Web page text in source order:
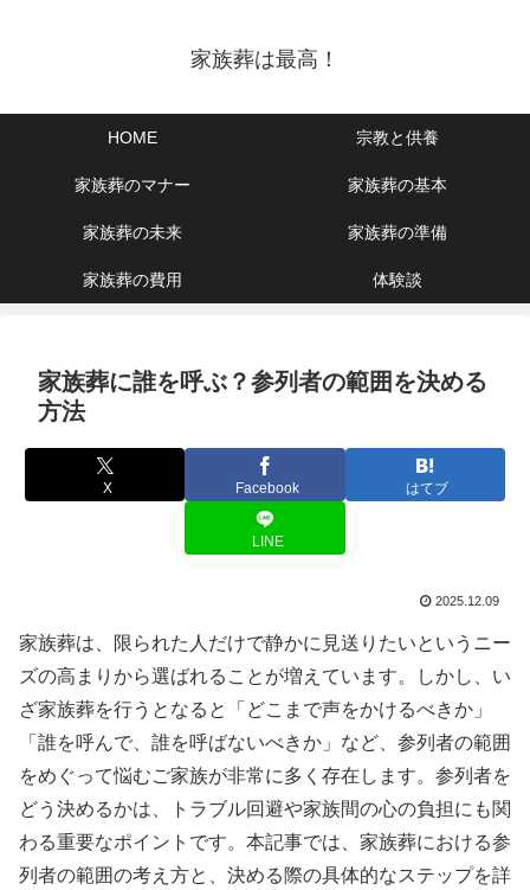
家族葬は最高！
HOME 宗教と供養
家族葬のマナー 家族葬の基本
家族葬の未来 家族葬の準備
家族葬の費用 体験談
家族葬に誰を呼ぶ？参列者の範囲を決める
方法
X Facebook はてブ
LINE
2025.12.09
家族葬は、限られた人だけで静かに見送りたいというニー
ズの高まりから選ばれることが増えています。しかし、い
ざ家族葬を行うとなると「どこまで声をかけるべきか」
「誰を呼んで、誰を呼ばないべきか」など、参列者の範囲
をめぐって悩むご家族が非常に多く存在します。参列者を
どう決めるかは、トラブル回避や家族間の心の負担にも関
わる重要なポイントです。本記事では、家族葬における参
列者の範囲の考え方と、決める際の具体的なステップを詳